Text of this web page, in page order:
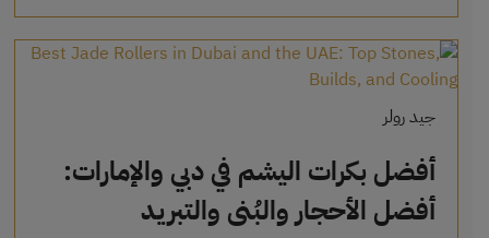
جيد رولر
أفضل بكرات اليشم في دبي والإمارات:
أفضل الأحجار والبُنى والتبريد